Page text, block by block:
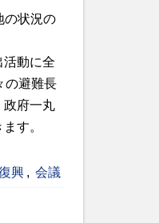
の状況の
活動に全
の避難長
政府一丸
す。
興 , 会議